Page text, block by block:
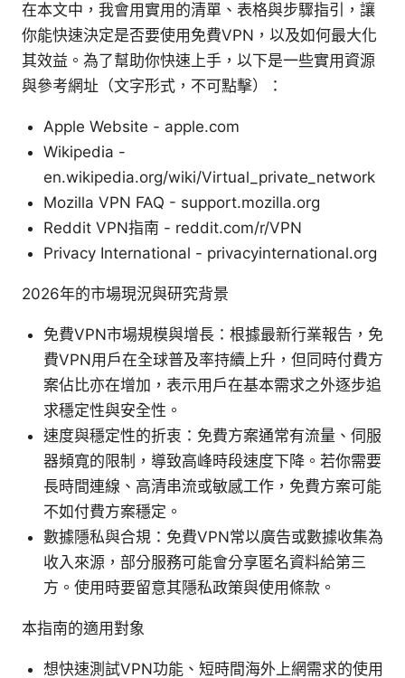
在本文中，我會用實用的清單、表格與步驟指引，讓
你能快速決定是否要使用免費VPN，以及如何最大化
其效益。為了幫助你快速上手，以下是一些實用資源
與參考網址（文字形式，不可點擊）：
Apple Website - apple.com
Wikipedia -
en.wikipedia.org/wiki/Virtual_private_network
Mozilla VPN FAQ - support.mozilla.org
Reddit VPN指南 - reddit.com/r/VPN
Privacy International - privacyinternational.org
2026年的市場現況與研究背景
免費VPN市場規模與增長：根據最新行業報告，免
費VPN用戶在全球普及率持續上升，但同時付費方
案佔比亦在增加，表示用戶在基本需求之外逐步追
求穩定性與安全性。
速度與穩定性的折衷：免費方案通常有流量、伺服
器頻寬的限制，導致高峰時段速度下降。若你需要
長時間連線、高清串流或敏感工作，免費方案可能
不如付費方案穩定。
數據隱私與合規：免費VPN常以廣告或數據收集為
收入來源，部分服務可能會分享匿名資料給第三
方。使用時要留意其隱私政策與使用條款。
本指南的適用對象
想快速測試VPN功能、短時間海外上網需求的使用